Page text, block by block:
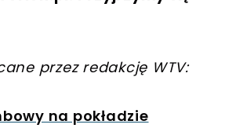
przez redakcję WTV:
na pokładzie